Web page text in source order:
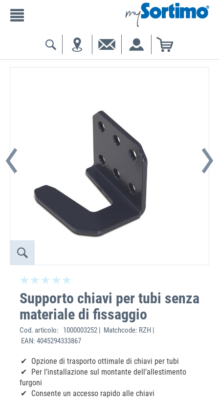
Supporto chiavi per tubi senza
materiale di fissaggio
Cod. articolo:
1000003252 | Matchcode: RZH |
EAN: 4045294333867
Opzione di trasporto ottimale di chiavi per tubi
Per l’installazione sul montante dell’allestimento
furgoni
Consente un accesso rapido alle chiavi